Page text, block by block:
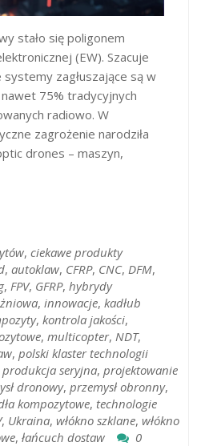
stało się poligonem
(EW). Szacuje
zagłuszające są w
75% tradycyjnych
radiowo. W
zagrożenie narodziła
drones – maszyn,
, ciekawe produkty
, autoklaw, CFRP, CNC, DFM,
, FPV, GFRP, hybrydy
, innowacje, kadłub
, kontrola jakości,
, multicopter, NDT,
, polski klaster technologii
produkcja seryjna, projektowanie
dronowy, przemysł obronny,
kompozytowe, technologie
, Ukraina, włókno szklane, włókno
, łańcuch dostaw
0